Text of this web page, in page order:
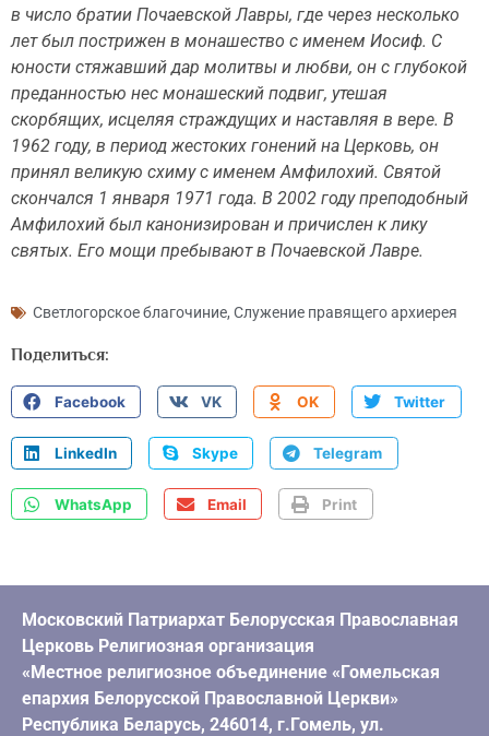
в число братии Почаевской Лавры, где через несколько
лет был пострижен в монашество с именем Иосиф. С
юности стяжавший дар молитвы и любви, он с глубокой
преданностью нес монашеский подвиг, утешая
скорбящих, исцеляя страждущих и наставляя в вере. В
1962 году, в период жестоких гонений на Церковь, он
принял великую схиму с именем Амфилохий. Святой
скончался 1 января 1971 года. В 2002 году преподобный
Амфилохий был канонизирован и причислен к лику
святых. Его мощи пребывают в Почаевской Лавре.
Светлогорское благочиние, Служение правящего архиерея
Поделиться:
Facebook VK OK Twitter
LinkedIn Skype Telegram
WhatsApp Email Print
Московский Патриархат Белорусская Православная
Церковь Религиозная организация
«Местное религиозное объединение «Гомельская
епархия Белорусской Православной Церкви»
Республика Беларусь, 246014, г.Гомель, ул.